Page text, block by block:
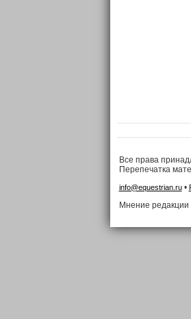
Все права
Перепечатка
info@equestrian.ru•
Мнение редакции